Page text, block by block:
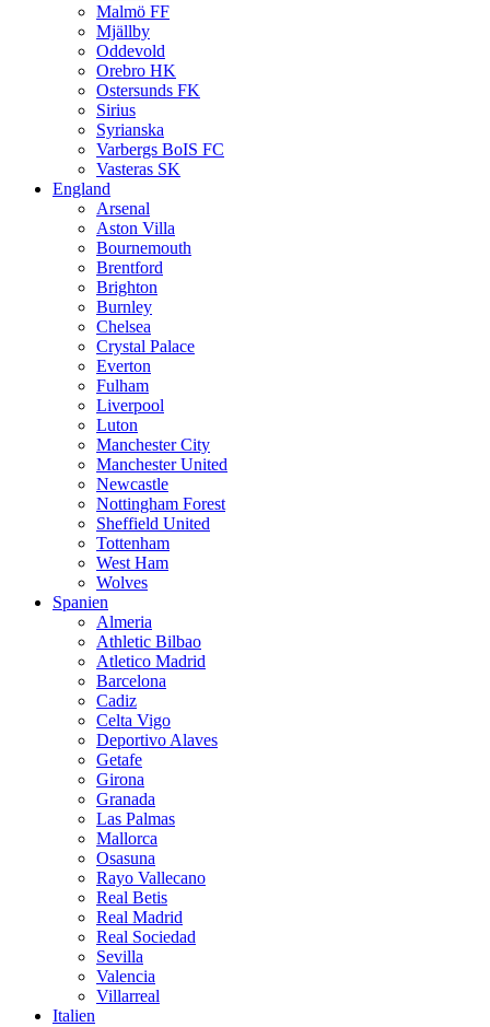
Malmö FF
Mjällby
Oddevold
Orebro HK
Ostersunds FK
Sirius
Syrianska
Varbergs BoIS FC
Vasteras SK
England
Arsenal
Aston Villa
Bournemouth
Brentford
Brighton
Burnley
Chelsea
Crystal Palace
Everton
Fulham
Liverpool
Luton
Manchester City
Manchester United
Newcastle
Nottingham Forest
Sheffield United
Tottenham
West Ham
Wolves
Spanien
Almeria
Athletic Bilbao
Atletico Madrid
Barcelona
Cadiz
Celta Vigo
Deportivo Alaves
Getafe
Girona
Granada
Las Palmas
Mallorca
Osasuna
Rayo Vallecano
Real Betis
Real Madrid
Real Sociedad
Sevilla
Valencia
Villarreal
Italien